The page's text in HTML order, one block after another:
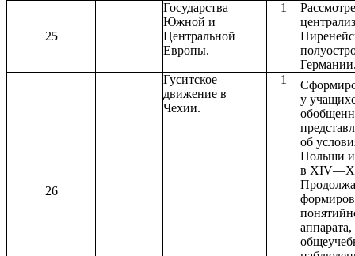
25
Государства
Южной и
Центральной
Европы.
1
26
Гуситское
движение в
Чехии.
1
у
об
Польши
в
аппарата,